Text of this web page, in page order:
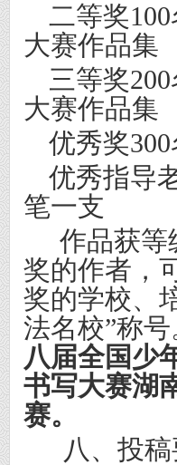
二等奖100
大赛作品集
三等奖200
大赛作品集
优秀奖300
优秀指导
笔一支
作品获等
奖的作者，
奖的学校、
法名校”称号
八届全国少
书写大赛湖
赛。
八、投